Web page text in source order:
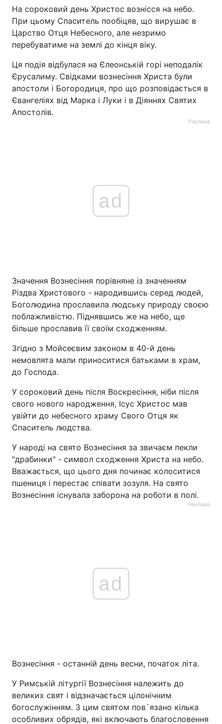
На сороковий день Христос вознісся на небо.
При цьому Спаситель пообіцяв, що вирушає в
Царство Отця Небесного, але незримо
перебуватиме на землі до кінця віку.
Ця подія відбулася на Єлеонській горі неподалік
Єрусалиму. Свідками вознесіння Христа були
апостоли і Богородиця, про що розповідається в
Євангеліях від Марка і Луки і в Діяннях Святих
Апостолів.
Реклама
ad
Значення Вознесіння порівняне із значенням
Різдва Христового - народившись серед людей,
Боголюдина прославила людську природу своєю
поблажливістю. Піднявшись же на небо, ще
більше прославив її своїм сходженням.
Згідно з Мойсеєвим законом в 40-й день
немовлята мали приноситися батьками в храм,
до Господа.
У сороковий день після Воскресіння, ніби після
свого нового народження, Ісус Христос мав
увійти до небесного храму Свого Отця як
Спаситель людства.
У народі на свято Вознесіння за звичаєм пекли
"драбинки" - символ сходження Христа на небо.
Вважається, що цього дня починає колоситися
пшениця і перестає співати зозуля. На свято
Вознесіння існувала заборона на роботи в полі.
Реклама
ad
Вознесіння - останній день весни, початок літа.
У Римській літургії Вознесіння належить до
великих свят і відзначається цілонічним
богослужінням. З цим святом пов`язано кілька
особливих обрядів, які включають благословення